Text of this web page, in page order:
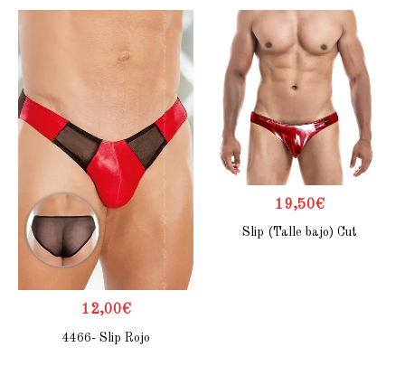
12,00€
4466- Slip Rojo
19,50€
Slip (Talle bajo) Cut